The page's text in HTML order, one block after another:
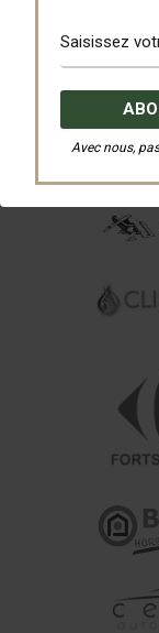
Avec nous,